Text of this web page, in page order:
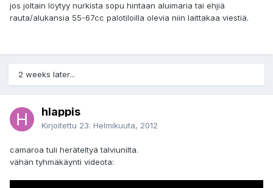
jos joltain löytyy nurkista sopu hintaan aluimaria tai ehjiä
rauta/alukansia 55-67cc palotiloilla olevia niin laittakaa viestiä.
2 weeks later...
hlappis
Kirjoitettu 23. Helmikuuta, 2012
camaroa tuli heräteltyä talviunilta.
vähän tyhmäkäynti videota: